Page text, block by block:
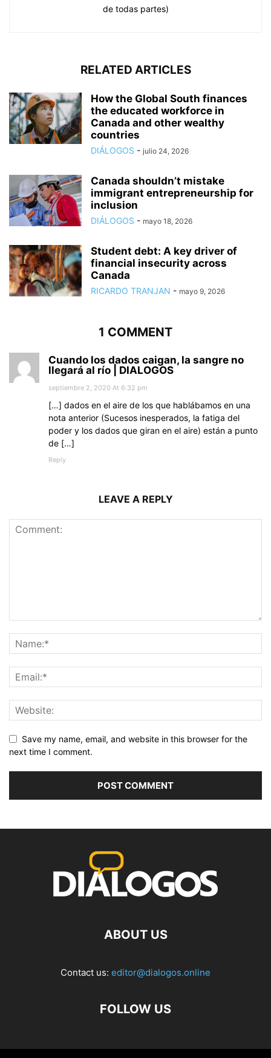
de todas partes)
RELATED ARTICLES
How the Global South finances
the educated workforce in
Canada and other wealthy
countries
DIÁLOGOS - julio 24, 2026
Canada shouldn’t mistake
immigrant entrepreneurship for
inclusion
DIÁLOGOS - mayo 18, 2026
Student debt: A key driver of
financial insecurity across
Canada
RICARDO TRANJAN - mayo 9, 2026
1 COMMENT
Cuando los dados caigan, la sangre no
llegará al río | DIALOGOS
septiembre 2, 2020 At 6:32 pm
[…] dados en el aire de los que hablábamos en una
nota anterior (Sucesos inesperados, la fatiga del
poder y los dados que giran en el aire) están a punto
de […]
Reply
LEAVE A REPLY
Save my name, email, and website in this browser for the
next time I comment.
ABOUT US
Contact us: editor@dialogos.online
FOLLOW US